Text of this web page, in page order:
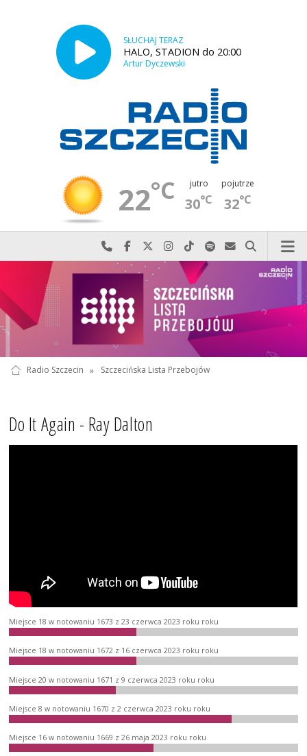
SŁUCHAJ TERAZ
HALO, STADION do 20:00
Artur Dyczewski
22°C jutro
30°C
pojutrze
32°C
Najlepiej po prostu do nas zadzwoń
Odwiedź nas na Facebook-u
Odwiedź nas na X
Odwiedź nas na Instagram-ie
Odwiedź nas na TikTok-u
Szukaj nas na Spotify
Wyślij do nas
Szukaj
Radio Szczecin » Szczecińska Lista Przebojów
Do It Again - Ray Dalton
Miejsce 18 w notowaniu 1673 z 23 czerwca 2023 roku roku
Miejsce 18 w notowaniu 1672 z 16 czerwca 2023 roku roku
Miejsce 20 w notowaniu 1671 z 9 czerwca 2023 roku roku
Miejsce 8 w notowaniu 1670 z 2 czerwca 2023 roku roku
Miejsce 16 w notowaniu 1669 z 26 maja 2023 roku roku